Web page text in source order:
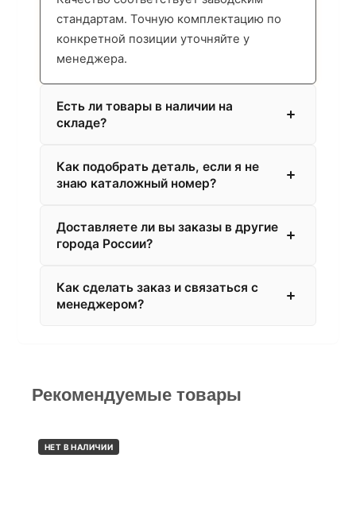
стандартам. Точную комплектацию по
конкретной позиции уточняйте у
менеджера.
Есть ли товары в наличии на
складе?
Как подобрать деталь, если я не
знаю каталожный номер?
Доставляете ли вы заказы в другие
города России?
Как сделать заказ и связаться с
менеджером?
Рекомендуемые товары
НЕТ В НАЛИЧИИ